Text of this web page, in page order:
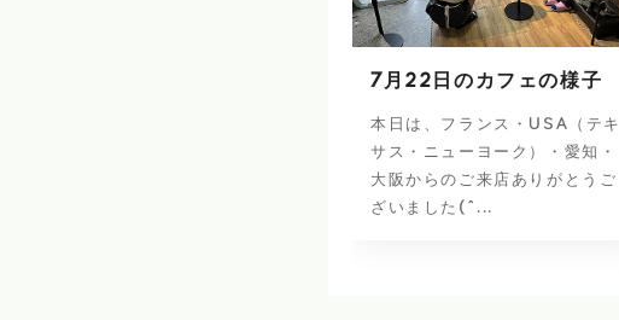
7月22日のカフェの様子
本日は、フランス・USA（テキ
サス・ニューヨーク）・愛知・
大阪からのご来店ありがとうご
ざいました(^...